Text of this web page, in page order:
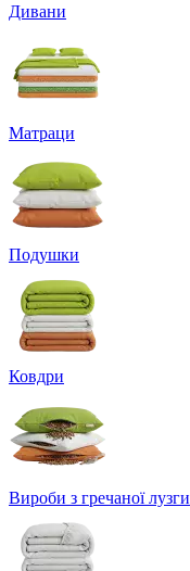
Дивани
Матраци
Подушки
Ковдри
Вироби з гречаної лузги